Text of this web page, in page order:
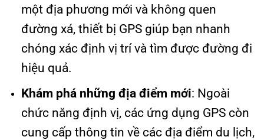
một địa phương mới và không quen
đường xá, thiết bị GPS giúp bạn nhanh
chóng xác định vị trí và tìm được đường đi
hiệu quả.
Khám phá những địa điểm mới: Ngoài
chức năng định vị, các ứng dụng GPS còn
cung cấp thông tin về các địa điểm du lịch,